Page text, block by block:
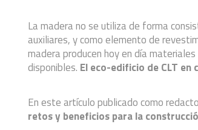
La madera no se utiliza de forma
auxiliares, y como elemento de
madera producen hoy en día
disponibles. El eco-edificio de CLT en
En este artículo publicado como
retos y beneficios para la